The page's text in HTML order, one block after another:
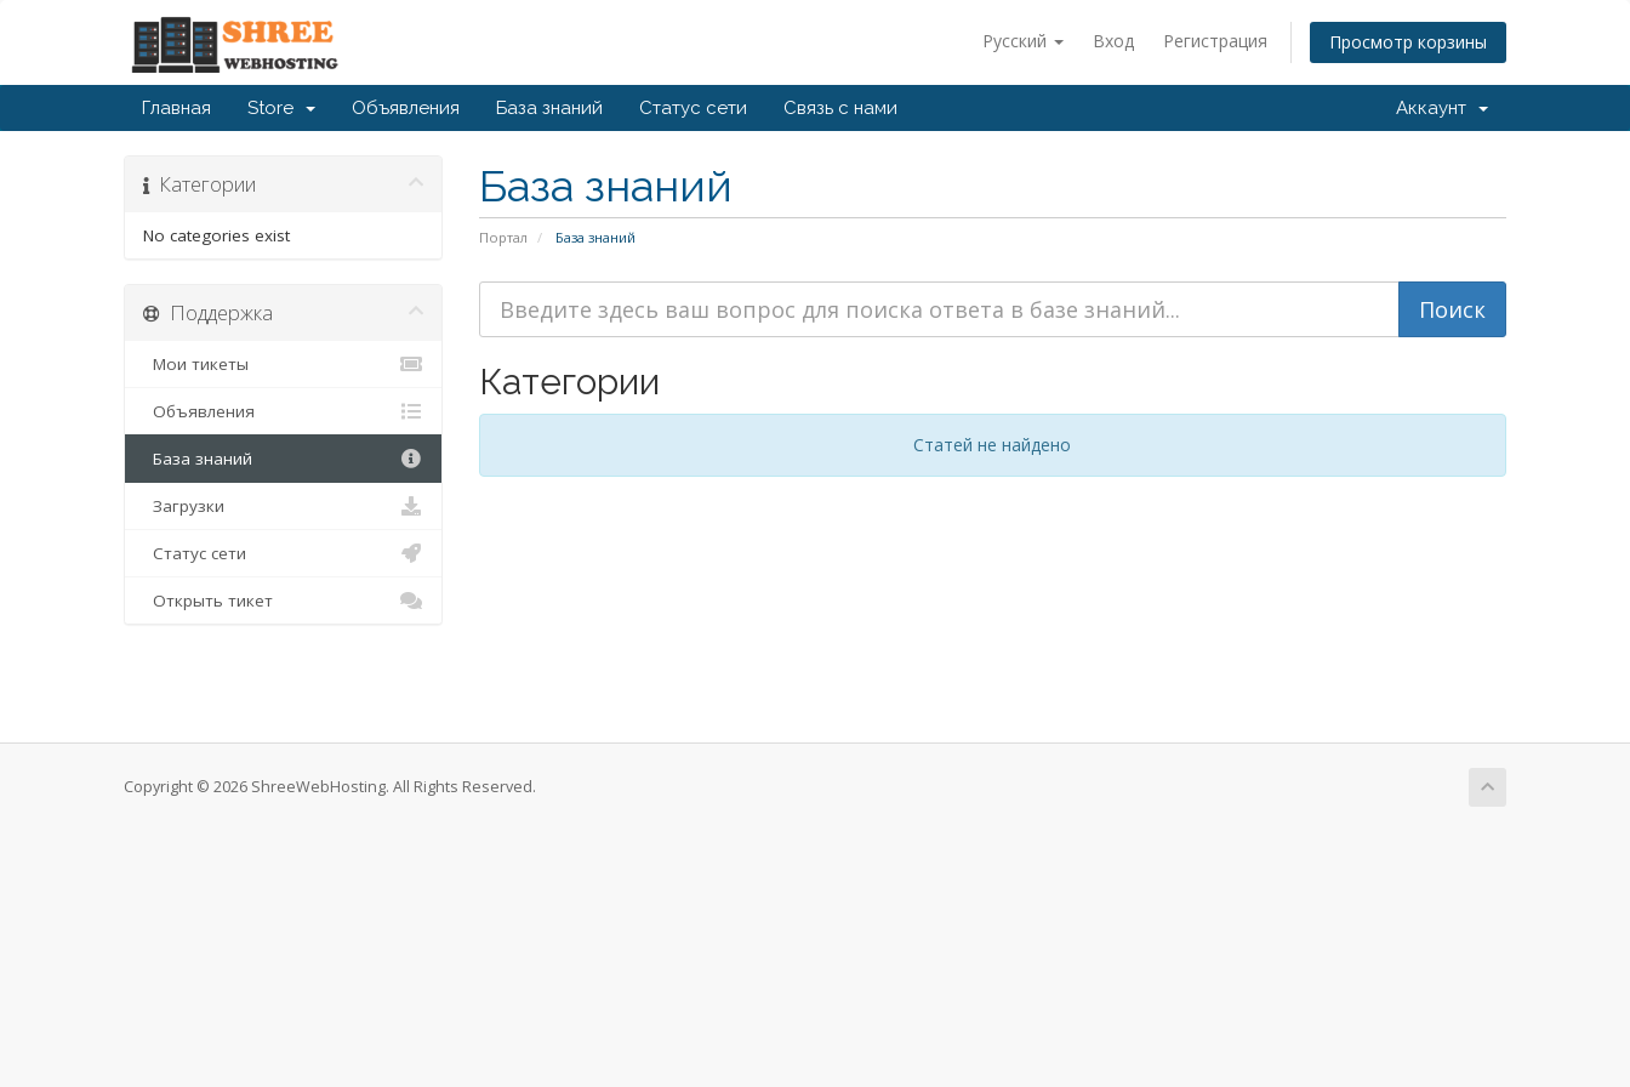
Русский Вход Регистрация Просмотр корзины
Главная Store Объявления База знаний Статус сети Связь с нами Аккаунт
База знаний
Портал База знаний
Категории
No categories exist
Категории
Статей не найдено
Поддержка
Мои тикеты
Объявления
База знаний
Загрузки
Статус сети
Открыть тикет
Copyright © 2026 ShreeWebHosting. All Rights Reserved.